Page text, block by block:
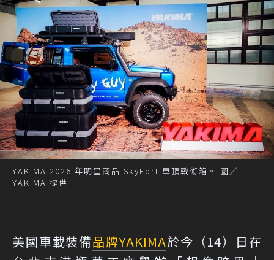
YAKIMA 2026 年明星商品 SkyFort 車頂戰術箱。 圖／
YAKIMA 提供
美國車載裝備品牌YAKIMA於今（14）日在